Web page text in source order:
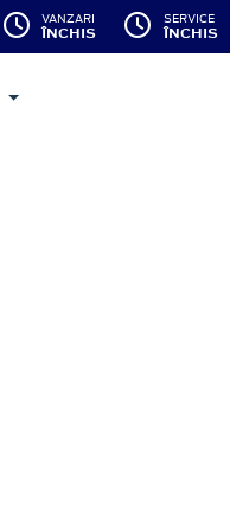
VANZARI
ÎNCHIS
SERVICE
ÎNCHIS